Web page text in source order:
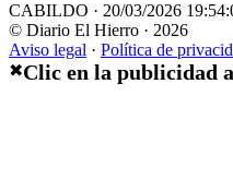
CABILDO · 20/03/2026
© Diario El Hierro · 2026
Aviso legal · Política de
✖Clic en la publicidad